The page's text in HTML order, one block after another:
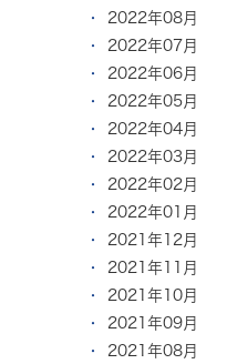
2022年08月
2022年07月
2022年06月
2022年05月
2022年04月
2022年03月
2022年02月
2022年01月
2021年12月
2021年11月
2021年10月
2021年09月
2021年08月